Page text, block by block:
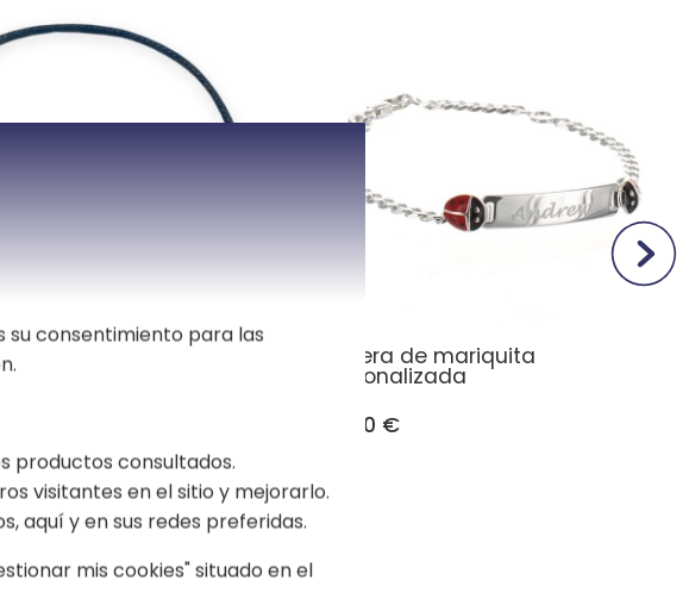
grabado
opiniones)
Pulsera de mariquita
personalizada
46,00 €
su consentimiento para las
productos consultados.
visitantes en el sitio y mejorarlo.
aquí y en sus redes preferidas.
mis cookies" situado en el